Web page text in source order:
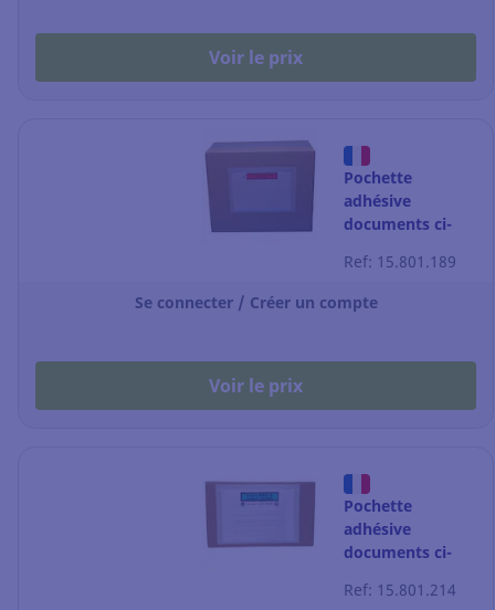
Voir le prix
Pochette
adhésive
documents ci-
papier+film - C4 -
330x262 mm -
par 250
Ref: 15.801.189
Se connecter / Créer un compte
Voir le prix
Pochette
adhésive
documents ci-
papier - C5 -
Ref: 15.801.214